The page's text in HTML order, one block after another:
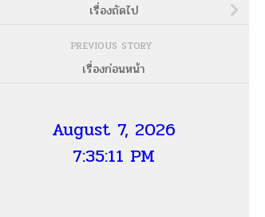
เรื่องถัดไป
PREVIOUS STORY
เรื่องก่อนหน้า
August 7, 2026
7:35:12 PM